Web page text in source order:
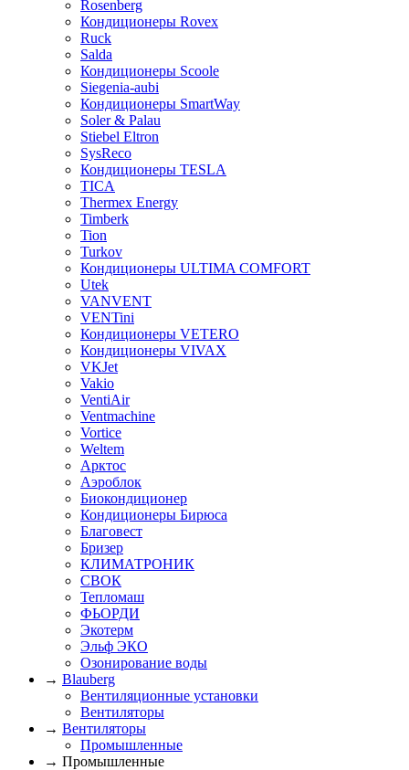
Rosenberg
Кондиционеры Rovex
Ruck
Salda
Кондиционеры Scoole
Siegenia-aubi
Кондиционеры SmartWay
Soler & Palau
Stiebel Eltron
SysReco
Кондиционеры TESLA
TICA
Thermex Energy
Timberk
Tion
Turkov
Кондиционеры ULTIMA COMFORT
Utek
VANVENT
VENTini
Кондиционеры VETERO
Кондиционеры VIVAX
VKJet
Vakio
VentiAir
Ventmachine
Vortice
Weltem
Арктос
Аэроблок
Биокондиционер
Кондиционеры Бирюса
Благовест
Бризер
КЛИМАТРОНИК
СВОК
Тепломаш
ФЬОРДИ
Экотерм
Эльф ЭКО
Озонирование воды
→ Blauberg
Вентиляционные установки
Вентиляторы
→ Вентиляторы
Промышленные
→ Промышленные